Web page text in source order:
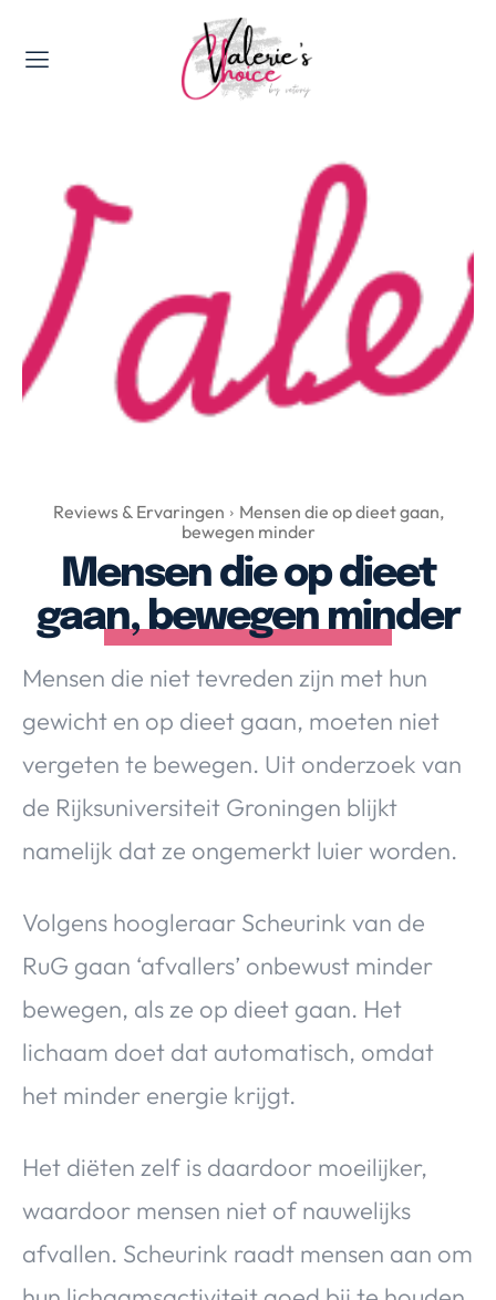
Valerie's Topics
Happyness & Opmerkelijk
Lifestyle, Sport & Duurzaamheid
Gadgets & Tech
Top 5 van Valerie
Health & Beauty
Huis & Tuin
Nieuws & Media
Over Valerie
Over Valerie
De Top 5
Contact
VALERIE'S CHOICE
Food & Drinks Health & Beauty Gadgets
Huis & Tuin
Travel
Reviews & Ervaringen
Mensen die op dieet gaan,
bewegen minder
Mensen die op dieet
gaan, bewegen minder
Mensen die niet tevreden zijn met hun
gewicht en op dieet gaan, moeten niet
vergeten te bewegen. Uit onderzoek van
de Rijksuniversiteit Groningen blijkt
namelijk dat ze ongemerkt luier worden.
Volgens hoogleraar Scheurink van de
RuG gaan ‘afvallers’ onbewust minder
bewegen, als ze op dieet gaan. Het
lichaam doet dat automatisch, omdat
het minder energie krijgt.
Het diëten zelf is daardoor moeilijker,
waardoor mensen niet of nauwelijks
afvallen. Scheurink raadt mensen aan om